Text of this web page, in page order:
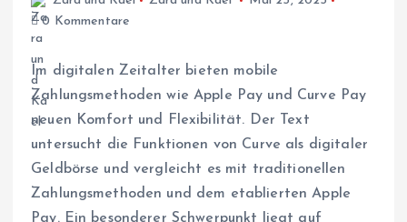
0 Kommentare
Im digitalen Zeitalter bieten mobile
Zahlungsmethoden wie Apple Pay und Curve Pay
neuen Komfort und Flexibilität. Der Text
untersucht die Funktionen von Curve als digitaler
Geldbörse und vergleicht es mit traditionellen
Zahlungsmethoden und dem etablierten Apple
Pay. Ein besonderer Schwerpunkt liegt auf